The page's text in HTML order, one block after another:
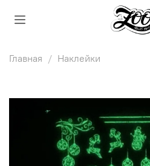
Главная Наклейки